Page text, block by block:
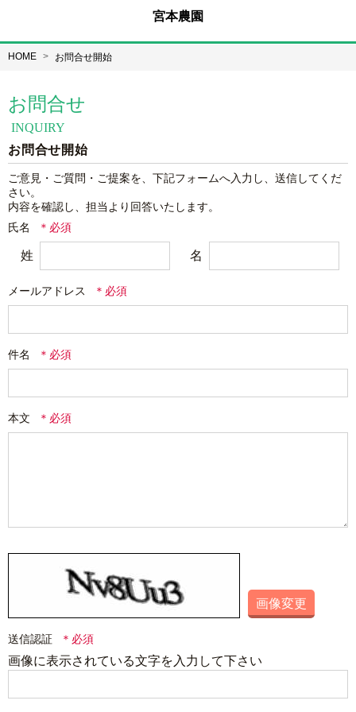
宮本農園
HOME お問合せ開始
INQUIRY
お問合せ
お問合せ開始
ご意見・ご質問・ご提案を、下記フォームへ入力し、送信してくだ
さい。
内容を確認し、担当より回答いたします。
氏名
姓 名
メールアドレス
件名
本文
画像変更
送信認証
画像に表示されている文字を入力して下さい